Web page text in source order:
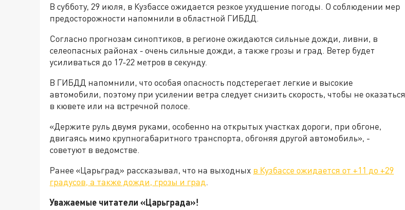
В субботу, 29 июля, в Кузбассе ожидается резкое ухудшение погоды. О соблюдении мер
предосторожности напомнили в областной ГИБДД.
Согласно прогнозам синоптиков, в регионе ожидаются сильные дожди, ливни, в
селеопасных районах - очень сильные дожди, а также грозы и град. Ветер будет
усиливаться до 17-22 метров в секунду.
В ГИБДД напомнили, что особая опасность подстерегает легкие и высокие
автомобили, поэтому при усилении ветра следует снизить скорость, чтобы не оказаться
в кювете или на встречной полосе.
«Держите руль двумя руками, особенно на открытых участках дороги, при обгоне,
двигаясь мимо крупногабаритного транспорта, обгоняя другой автомобиль», -
советуют в ведомстве.
Ранее «Царьград» рассказывал, что на выходных в Кузбассе ожидается от +11 до +29
градусов, а также дожди, грозы и град.
Уважаемые читатели «Царьграда»!